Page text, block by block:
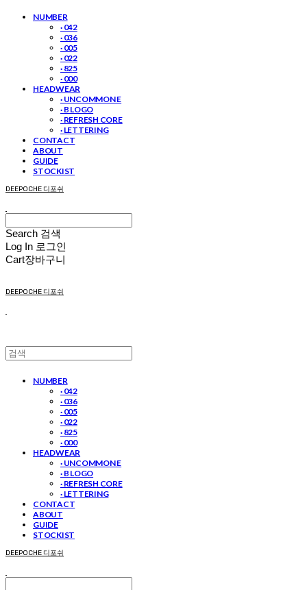
NUMBER
· 042
· 036
· 005
· 022
· 825
· 000
HEADWEAR
· UNCOMMON E
· B LOGO
· REFRESH CORE
· LETTERING
CONTACT
ABOUT
GUIDE
STOCKIST
DEEPOCHE 디포쉬
Search 검색
Log In 로그인
Cart장바구니
DEEPOCHE 디포쉬
NUMBER
· 042
· 036
· 005
· 022
· 825
· 000
HEADWEAR
· UNCOMMON E
· B LOGO
· REFRESH CORE
· LETTERING
CONTACT
ABOUT
GUIDE
STOCKIST
DEEPOCHE 디포쉬